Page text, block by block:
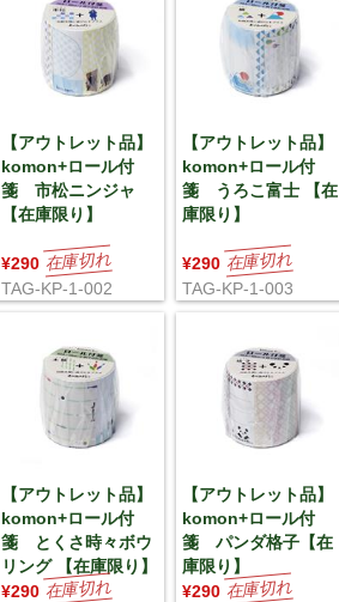
【アウトレット品】
komon+ロール付
箋 市松ニンジャ
【在庫限り】
¥290
TAG-KP-1-002
【アウトレット品】
komon+ロール付
箋 うろこ富士 【在
庫限り】
¥290
TAG-KP-1-003
【アウトレット品】
komon+ロール付
箋 とくさ時々ボウ
リング 【在庫限り】
¥290
【アウトレット品】
komon+ロール付
箋 パンダ格子【在
庫限り】
¥290